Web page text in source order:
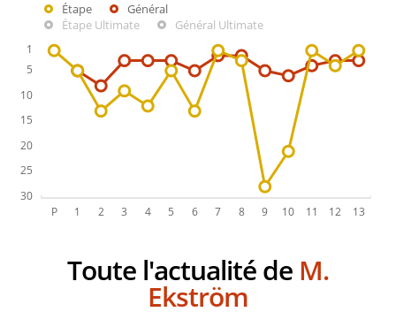
Étape
Général
Étape Ultimate
Général Ultimate
Toute l'actualité de M.
Ekström